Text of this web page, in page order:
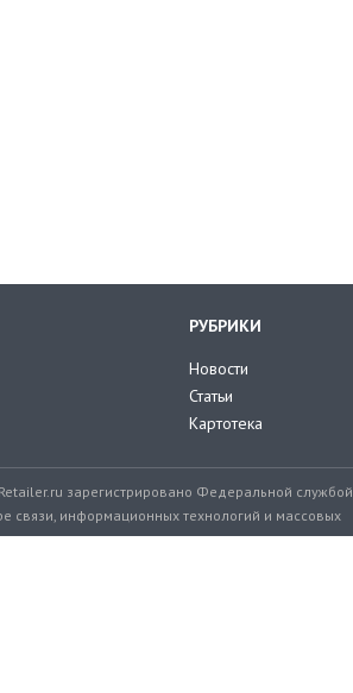
РУБРИКИ
Новости
Статьи
Картотека
зарегистрировано Федеральной службой
связи, информационных технологий и массовых